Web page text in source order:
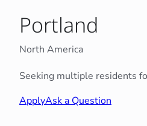
Portland
North America
Seeking multiple residents
ApplyAsk a Question